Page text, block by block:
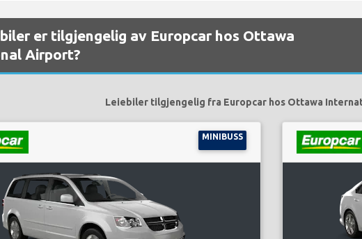
er tilgjengelig av Europcar hos Ottawa
Airport?
Leiebiler tilgjengelig fra Europcar hos Ottawa
MINIBUSS